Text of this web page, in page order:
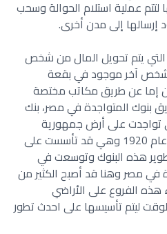
لتتم عملية استلام الحوالة وسحب
إرسالها إلى مدن أخرى.
التي يتم تحويل المال من شخص
شخص آخر موجود في بقعة
إما عن طريق مكاتب مختصة
بنوك المتواجدة في مصر، بنك
تواجدت على أرض جمهورية
العربية المصرية تقريبا حوالي عام 1920 وهي قد تأسست على
هذه البنوك وتوسعت في
في مصر وهنا قد أصبح الكثير من
هذه الفروع على الأراضي
ليتم تأسيسها على احدث تطور